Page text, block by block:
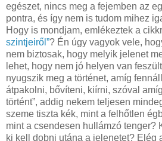
egészet, nincs meg a fejemben az
pontra, és így nem is tudom mihez
Hogy is mondjam, emlékeztek a
szintjeiről”? Én úgy vagyok vele,
nem biztosak, hogy melyik jelenet
lehet, hogy nem jó helyen van
nyugszik meg a történet, amíg
átpakolni, bővíteni, kiírni, szóval
történt”, addig nekem teljesen
szeme tiszta kék, mint a felhőtlen
mint a csendesen hullámzó tenger?
ki kell dobni utána a jelenetet? Elég